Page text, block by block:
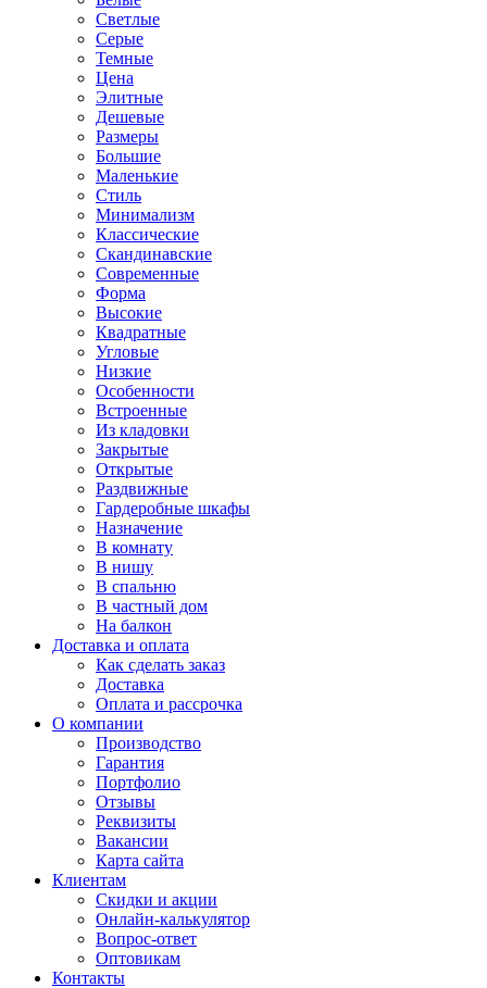
Светлые
Серые
Темные
Цена
Элитные
Дешевые
Размеры
Большие
Маленькие
Стиль
Минимализм
Классические
Скандинавские
Современные
Форма
Высокие
Квадратные
Угловые
Низкие
Особенности
Встроенные
Из кладовки
Закрытые
Открытые
Раздвижные
Гардеробные шкафы
Назначение
В комнату
В нишу
В спальню
В частный дом
На балкон
Доставка и оплата
Как сделать заказ
Доставка
Оплата и рассрочка
О компании
Производство
Гарантия
Портфолио
Отзывы
Реквизиты
Вакансии
Карта сайта
Клиентам
Скидки и акции
Онлайн-калькулятор
Вопрос-ответ
Оптовикам
Контакты